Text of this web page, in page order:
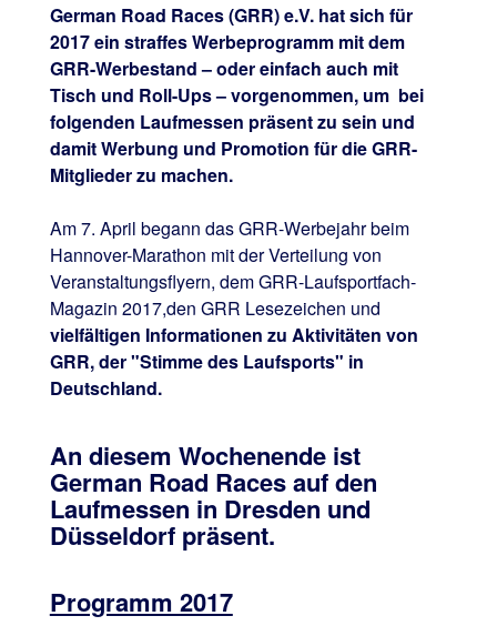
German Road Races (GRR) e.V. hat sich für
2017 ein straffes Werbeprogramm mit dem
GRR-Werbestand – oder einfach auch mit
Tisch und Roll-Ups – vorgenommen, um bei
folgenden Laufmessen präsent zu sein und
damit Werbung und Promotion für die GRR-
Mitglieder zu machen.
Am 7. April begann das GRR-Werbejahr beim
Hannover-Marathon mit der Verteilung von
Veranstaltungsflyern, dem GRR-Laufsportfach-
Magazin 2017,den GRR Lesezeichen und
vielfältigen Informationen zu Aktivitäten von
GRR, der "Stimme des Laufsports" in
Deutschland.
An diesem Wochenende ist
German Road Races auf den
Laufmessen in Dresden und
Düsseldorf präsent.
Programm 2017